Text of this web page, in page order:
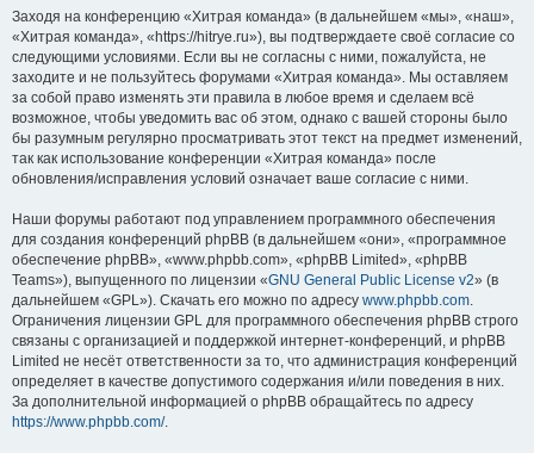
Заходя на конференцию «Хитрая команда» (в дальнейшем «мы», «наш»,
«Хитрая команда», «https://hitrye.ru»), вы подтверждаете своё согласие со
следующими условиями. Если вы не согласны с ними, пожалуйста, не
заходите и не пользуйтесь форумами «Хитрая команда». Мы оставляем
за собой право изменять эти правила в любое время и сделаем всё
возможное, чтобы уведомить вас об этом, однако с вашей стороны было
бы разумным регулярно просматривать этот текст на предмет изменений,
так как использование конференции «Хитрая команда» после
обновления/исправления условий означает ваше согласие с ними.
Наши форумы работают под управлением программного обеспечения
для создания конференций phpBB (в дальнейшем «они», «программное
обеспечение phpBB», «www.phpbb.com», «phpBB Limited», «phpBB
Teams»), выпущенного по лицензии «GNU General Public License v2» (в
дальнейшем «GPL»). Скачать его можно по адресу www.phpbb.com.
Ограничения лицензии GPL для программного обеспечения phpBB строго
связаны с организацией и поддержкой интернет-конференций, и phpBB
Limited не несёт ответственности за то, что администрация конференций
определяет в качестве допустимого содержания и/или поведения в них.
За дополнительной информацией о phpBB обращайтесь по адресу
https://www.phpbb.com/.